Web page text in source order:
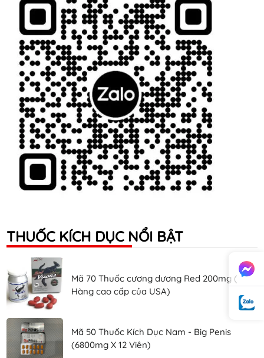
THUỐC KÍCH DỤC NỔI BẬT
Mã 70 Thuốc cương dương Red 200mg (
Hàng cao cấp của USA)
Mã 50 Thuốc Kích Dục Nam - Big Penis
(6800mg X 12 Viên)